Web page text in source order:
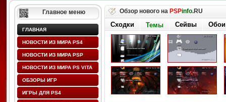
Главное меню
ГЛАВНАЯ
НОВОСТИ ИЗ МИРА PS4
НОВОСТИ ИЗ МИРА PSP
НОВОСТИ ИЗ МИРА PS VITA
ОБЗОРЫ ИГР
ИГРЫ ДЛЯ PS4
Обзор нового на PSPinfo.RU
Сходки Темы Сейвы Обои